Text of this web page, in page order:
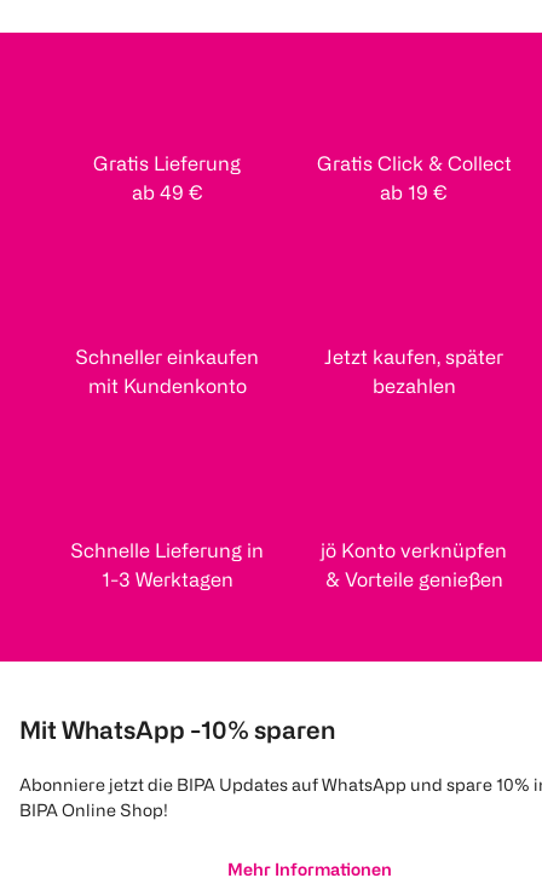
Gratis Lieferung
ab 49 €
Gratis Click & Collect
ab 19 €
Schneller einkaufen
mit Kundenkonto
Jetzt kaufen, später
bezahlen
Schnelle Lieferung in
1-3 Werktagen
jö Konto verknüpfen
& Vorteile genießen
Mit WhatsApp -10% sparen
Abonniere jetzt die BIPA Updates auf WhatsApp und spare 10%
BIPA Online Shop!
Mehr Informationen